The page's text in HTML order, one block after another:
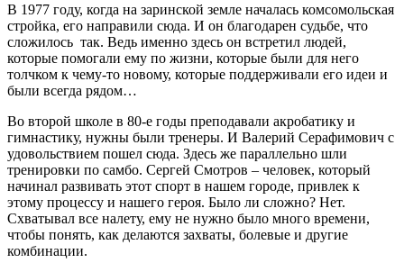
В 1977 году, когда на заринской земле началась комсомольская
стройка, его направили сюда. И он благодарен судьбе, что
сложилось так. Ведь именно здесь он встретил людей,
которые помогали ему по жизни, которые были для него
толчком к чему-то новому, которые поддерживали его идеи и
были всегда рядом…
Во второй школе в 80-е годы преподавали акробатику и
гимнастику, нужны были тренеры. И Валерий Серафимович с
удовольствием пошел сюда. Здесь же параллельно шли
тренировки по самбо. Сергей Смотров – человек, который
начинал развивать этот спорт в нашем городе, привлек к
этому процессу и нашего героя. Было ли сложно? Нет.
Схватывал все налету, ему не нужно было много времени,
чтобы понять, как делаются захваты, болевые и другие
комбинации.